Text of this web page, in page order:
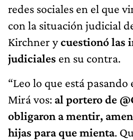
redes sociales en el que
con la situación judicial
Kirchner ycuestionó las
judiciales en su contra.
“Leo lo que está
Mirá vos: al portero de
obligaron a mentir,
hijas para que mienta.